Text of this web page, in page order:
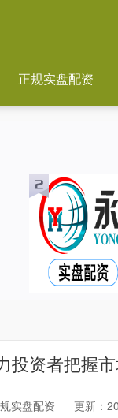
正规实盘配资
投资者把握
实盘配资 更新：